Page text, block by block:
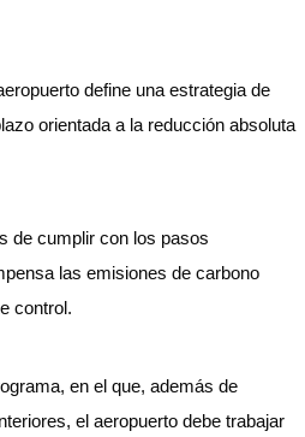
define una estrategia de
orientada a la reducción absoluta
de cumplir con los pasos
las emisiones de carbono
control.
en el que, además de
el aeropuerto debe trabajar